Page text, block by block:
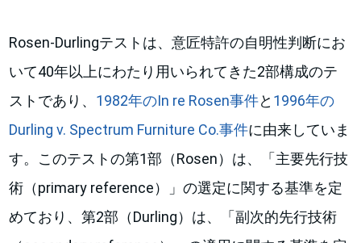
Rosen-Durlingテストは、意匠特許の自明性判断にお
いて40年以上にわたり用いられてきた2部構成のテ
ストであり、 1982年のIn re Rosen事件と 1996年の
Durling v. Spectrum Furniture Co.事件に由来していま
す。このテストの第1部（Rosen）は、「主要先行技
術（primary reference）」の選定に関する基準を定
めており、第2部（Durling）は、「副次的先行技術